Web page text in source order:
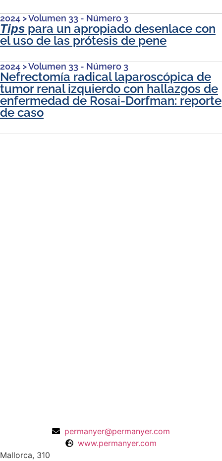
2024 >Volumen 33 - Número 3
Tips para un apropiado desenlace con
el uso de las prótesis de pene
2024 >Volumen 33 - Número 3
Nefrectomía radical laparoscópica de
tumor renal izquierdo con hallazgos de
enfermedad de Rosai-Dorfman: reporte
de caso
permanyer@permanyer.com
www.permanyer.com
Mallorca, 310